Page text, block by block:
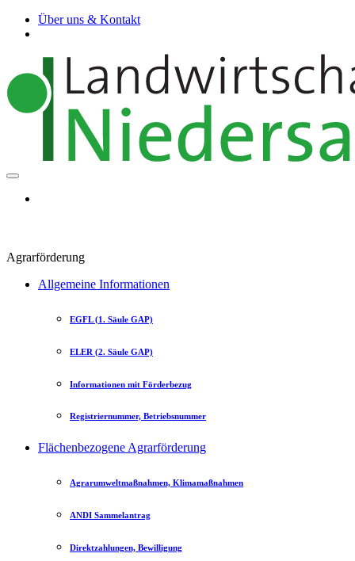
Über uns & Kontakt
Agrarförderung
Allgemeine Informationen
EGFL (1. Säule GAP)
ELER (2. Säule GAP)
Informationen mit Förderbezug
Registriernummer, Betriebsnummer
Flächenbezogene Agrarförderung
Agrarumweltmaßnahmen, Klimamaßnahmen
ANDI Sammelantrag
Direktzahlungen, Bewilligung